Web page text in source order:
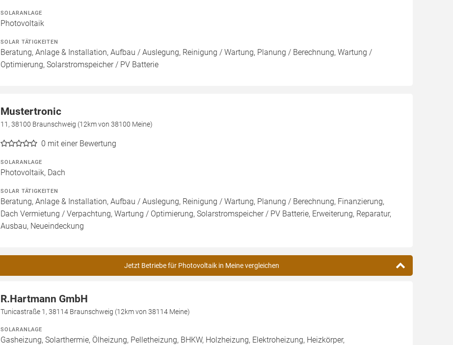
SOLARANLAGE
Photovoltaik
SOLAR TÄTIGKEITEN
Beratung, Anlage & Installation, Aufbau / Auslegung, Reinigung / Wartung, Planung / Berechnung, Wartung /
Optimierung, Solarstromspeicher / PV Batterie
Mustertronic
11, 38100 Braunschweig (12km von 38100 Meine)
0 mit einer Bewertung
SOLARANLAGE
Photovoltaik, Dach
SOLAR TÄTIGKEITEN
Beratung, Anlage & Installation, Aufbau / Auslegung, Reinigung / Wartung, Planung / Berechnung, Finanzierung,
Dach Vermietung / Verpachtung, Wartung / Optimierung, Solarstromspeicher / PV Batterie, Erweiterung, Reparatur,
Ausbau, Neueindeckung
Jetzt Betriebe für Photovoltaik in Meine vergleichen
R.Hartmann GmbH
Tunicastraße 1, 38114 Braunschweig (12km von 38114 Meine)
SOLARANLAGE
Gasheizung, Solarthermie, Ölheizung, Pelletheizung, BHKW, Holzheizung, Elektroheizung, Heizkörper,